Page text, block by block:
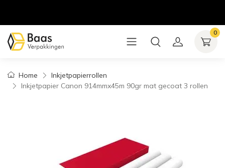
0
Home
Inkjetpapierrollen
Inkjetpapier Canon 914mmx45m 90gr mat gecoat 3 rollen